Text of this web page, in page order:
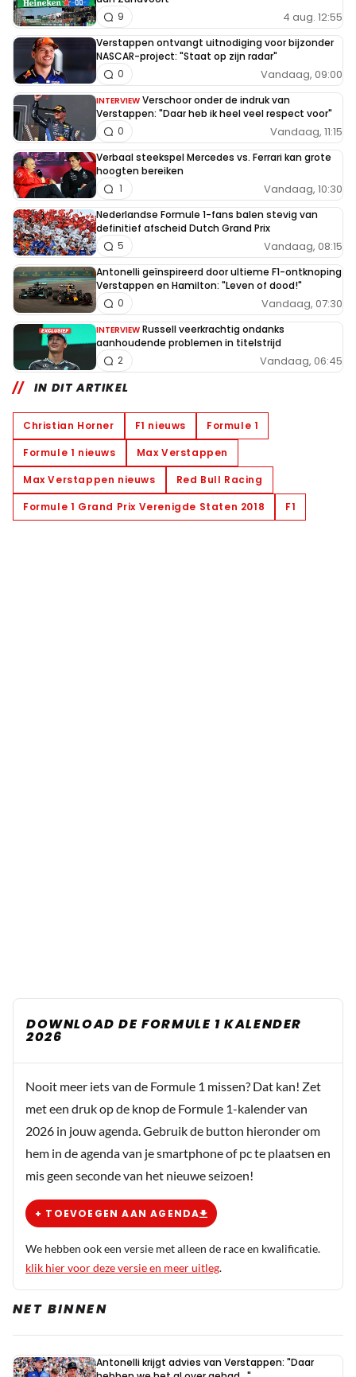
4 aug. 12:55
9
Verstappen ontvangt uitnodiging voor bijzonder
NASCAR-project: "Staat op zijn radar"
Vandaag, 09:00
0
INTERVIEW Verschoor onder de indruk van
Verstappen: "Daar heb ik heel veel respect voor"
Vandaag, 11:15
0
Verbaal steekspel Mercedes vs. Ferrari kan grote
hoogten bereiken
Vandaag, 10:30
1
Nederlandse Formule 1-fans balen stevig van
definitief afscheid Dutch Grand Prix
Vandaag, 08:15
5
Antonelli geïnspireerd door ultieme F1-ontknoping
Verstappen en Hamilton: "Leven of dood!"
Vandaag, 07:30
0
INTERVIEW Russell veerkrachtig ondanks
aanhoudende problemen in titelstrijd
Vandaag, 06:45
2
IN DIT ARTIKEL
Christian Horner F1 nieuws
Formule 1
Formule 1 nieuws
Max Verstappen
Max Verstappen nieuws
Red Bull Racing
Formule 1 Grand Prix Verenigde Staten 2018
F1
DOWNLOAD DE FORMULE 1 KALENDER
2026
Nooit meer iets van de Formule 1 missen? Dat kan! Zet
met een druk op de knop de Formule 1-kalender van
2026 in jouw agenda. Gebruik de button hieronder om
hem in de agenda van je smartphone of pc te plaatsen en
mis geen seconde van het nieuwe seizoen!
+ TOEVOEGEN AAN AGENDA
We hebben ook een versie met alleen de race en kwalificatie.
klik hier voor deze versie en meer uitleg.
NET BINNEN
Antonelli krijgt advies van Verstappen: "Daar